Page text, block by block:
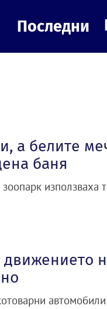
Последни
а белите
баня
използваха
движението